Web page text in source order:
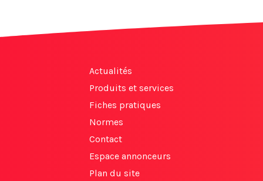
Actualités
Produits et services
Fiches pratiques
Normes
Contact
Espace annonceurs
Plan du site